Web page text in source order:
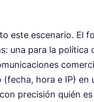
este escenario. El
una para la política
hora e IP)
precisión quién